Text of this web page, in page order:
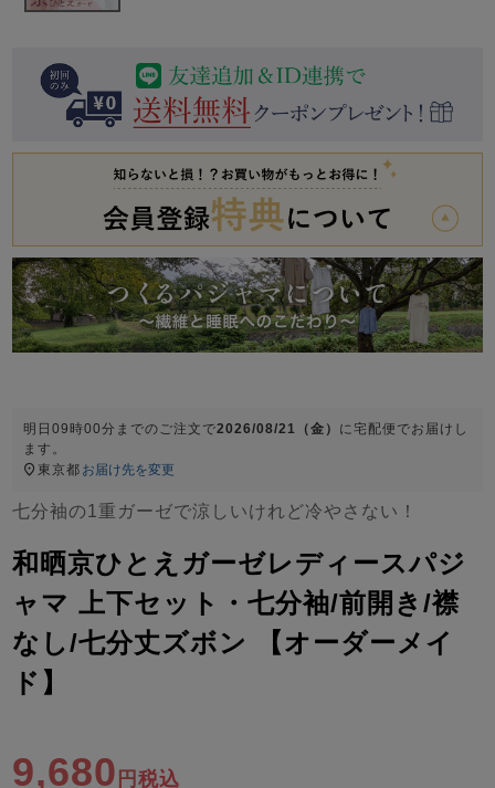
春 夏 冬
売れ筋ランキング
- Item Ranking -
新着商品
- New Arrival -
すべての生地一覧はこちら
作務衣
ーブ
上着単品
ズボン単品
すべてのキッ
パジャマ
き
り
明日09時00分 までのご注文で2026/08/21（金） に宅配便 でお届けし
ます。
東京都 お届け先を変更
七分袖の1重ガーゼで涼しいけれど冷やさない！
和晒京ひとえガーゼレディースパジ
ャマ 上下セット・七分袖/前開き/襟
なし/七分丈ズボン 【オーダーメイ
ド】
9,680 税込